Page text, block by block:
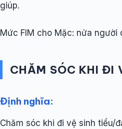
giúp.
Mức FIM cho Mặc: nửa người
CHĂM SÓC KHI ĐI
Định nghĩa:
Chăm sóc khi đi vệ sinh tiểu/